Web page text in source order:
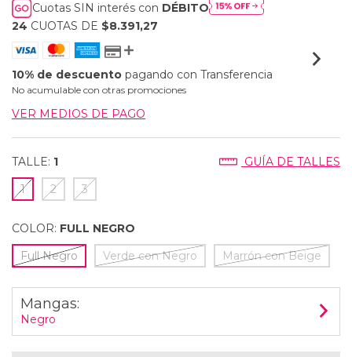
Cuotas SIN interés con DÉBITO
24 CUOTAS DE $8.391,27
10% de descuento pagando con Transferencia
No acumulable con otras promociones
VER MEDIOS DE PAGO
TALLE: 1
GUÍA DE TALLES
1
2 3
COLOR: FULL NEGRO
Full Negro
Verde con Negro Marrón con Beige
Mangas:
Negro